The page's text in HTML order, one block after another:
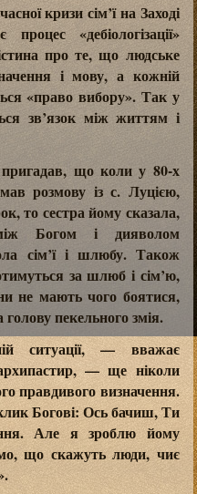
кризи сім’ї на Заході
«дебіологізації»
про те, що людське
і мову, а кожній
«право вибору». Так у
зв’язок між життям і
що коли у 80-х
розмову із с. Луцією,
то сестра йому сказала,
Богом і дияволом
сім’ї і шлюбу. Також
за шлюб і сім’ю,
не мають чого боятися,
пекельного змія.
ситуації, — вважає
— ще ніколи
правдивого визначення.
Богові: Ось бачиш, Ти
Але я зроблю йому
що скажуть люди, чиє